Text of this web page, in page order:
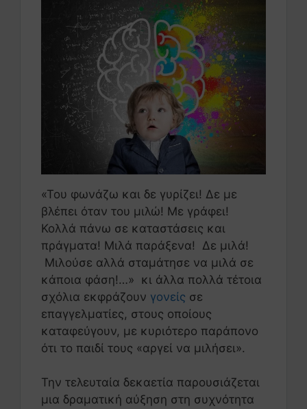
«Του φωνάζω και δε γυρίζει! Δε με
βλέπει όταν του μιλώ! Με γράφει!
Κολλά πάνω σε καταστάσεις και
πράγματα! Μιλά παράξενα! Δε μιλά!
Μιλούσε αλλά σταμάτησε να μιλά σε
κάποια φάση!…» κι άλλα πολλά τέτοια
σχόλια εκφράζουν γονείς σε
επαγγελματίες, στους οποίους
καταφεύγουν, με κυριότερο παράπονο
ότι το παιδί τους «αργεί να μιλήσει».
Την τελευταία δεκαετία παρουσιάζεται
μια δραματική αύξηση στη συχνότητα